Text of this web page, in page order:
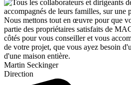
Nous mettons tout en œuvre pour que
partie des propriétaires satisfaits de
côtés pour vous conseiller et vous
de votre projet, que vous ayez besoin
d'une maison entière.
Martin Seckinger
Direction